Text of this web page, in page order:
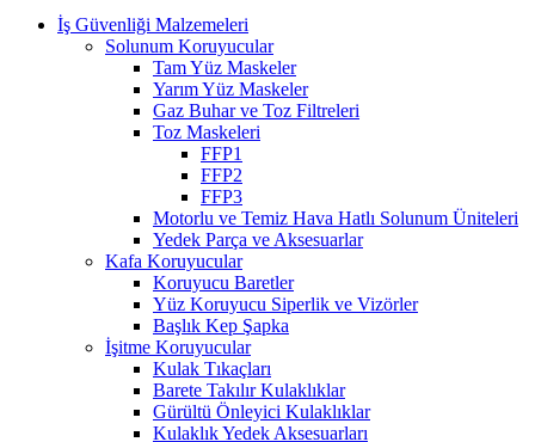
İş Güvenliği Malzemeleri
Solunum Koruyucular
Tam Yüz Maskeler
Yarım Yüz Maskeler
Gaz Buhar ve Toz Filtreleri
Toz Maskeleri
FFP1
FFP2
FFP3
Motorlu ve Temiz Hava Hatlı Solunum Üniteleri
Yedek Parça ve Aksesuarlar
Kafa Koruyucular
Koruyucu Baretler
Yüz Koruyucu Siperlik ve Vizörler
Başlık Kep Şapka
İşitme Koruyucular
Kulak Tıkaçları
Barete Takılır Kulaklıklar
Gürültü Önleyici Kulaklıklar
Kulaklık Yedek Aksesuarları